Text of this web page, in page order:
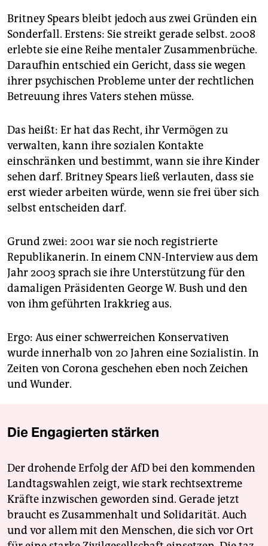
Britney Spears bleibt jedoch aus zwei Gründen ein
Sonderfall. Erstens: Sie streikt gerade selbst. 2008
erlebte sie eine Reihe mentaler Zusammenbrüche.
Daraufhin entschied ein Gericht, dass sie wegen
ihrer psychischen Probleme unter der rechtlichen
Betreuung ihres Vaters stehen müsse.
Das heißt: Er hat das Recht, ihr Vermögen zu
verwalten, kann ihre sozialen Kontakte
einschränken und bestimmt, wann sie ihre Kinder
sehen darf. Britney Spears ließ verlauten, dass sie
erst wieder arbeiten würde, wenn sie frei über sich
selbst entscheiden darf.
Grund zwei: 2001 war sie noch registrierte
Republikanerin. In einem CNN-Interview aus dem
Jahr 2003 sprach sie ihre Unterstützung für den
damaligen Präsidenten George W. Bush und den
von ihm geführten Irakkrieg aus.
Ergo: Aus einer schwerreichen Konservativen
wurde innerhalb von 20 Jahren eine Sozialistin. In
Zeiten von Corona geschehen eben noch Zeichen
und Wunder.
Die Engagierten stärken
Der drohende Erfolg der AfD bei den kommenden
Landtagswahlen zeigt, wie stark rechtsextreme
Kräfte inzwischen geworden sind. Gerade jetzt
braucht es Zusammenhalt und Solidarität. Auch
und vor allem mit den Menschen, die sich vor Ort